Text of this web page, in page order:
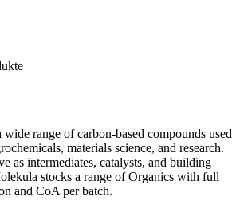
wide range of carbon-based compounds used
materials science, and research.
as intermediates, catalysts, and building
stocks a range of Organics with full
and CoA per batch.